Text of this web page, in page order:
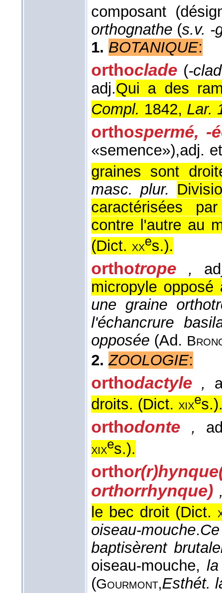
composant
orthognathe (s.v. -
1. BOTANIQUE:
orthoclade (-
adj.Qui a des
Compl. 1842, Lar.
orthospermé, -
«semence»),adj.
graines sont
masc. plur.
caractérisées
contre l'autre au
(Dict. xxes.).
orthotrope ,
micropyle
une graine
l'échancrure
opposée (Ad.
2. ZOOLOGIE:
orthodactyle ,
droits. (Dict. xixes.
orthodonte ,
xixes.).
orthor(r)hynque
orthorrhynque)
le bec droit (Dict.
oiseau-mouche.
baptisèrent
oiseau-mouche,
(Gourmont,Esthét.